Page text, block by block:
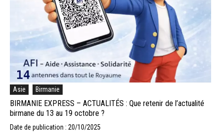
Asie Birmanie
BIRMANIE EXPRESS – ACTUALITÉS : Que retenir de l’actualité
birmane du 13 au 19 octobre ?
Date de publication : 20/10/2025